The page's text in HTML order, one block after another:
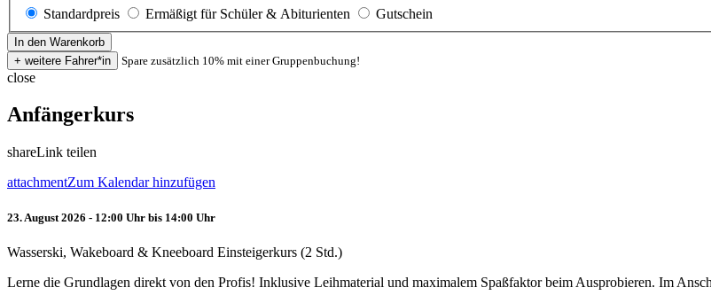
Standardpreis
Ermäßigt für Schüler & Abiturienten Gutschein
Spare zusätzlich 10% mit einer Gruppenbuchung!
close
Anfängerkurs
shareLink teilen
attachmentZum Kalendar hinzufügen
23. August 2026 - 12:00 Uhr bis 14:00 Uhr
Wasserski, Wakeboard & Kneeboard Einsteigerkurs (2 Std.)
Lerne die Grundlagen direkt von den Profis! Inklusive Leihmaterial und maximalem Spaßfaktor beim Ausprobieren. Im